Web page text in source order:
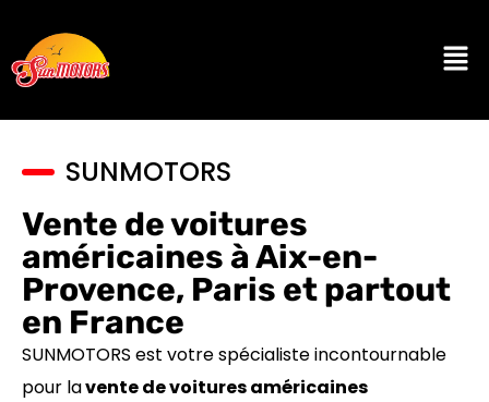
SUNMOTORS
Vente de voitures
américaines à Aix-en-
Provence, Paris et partout
en France
SUNMOTORS est votre spécialiste incontournable
pour lavente de voitures américaines